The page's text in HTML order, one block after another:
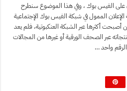
على الفيس بوك ، وفي هذا الموضوع سنطرح
الممول في شبكة الفيس بوك الإجتماعية
أصبحت أكثرها عبر الشبكة العنكبوتية، فلم يعد
عبر الصحف الورقية أو غيرها من المجالات
الرقم واحد …